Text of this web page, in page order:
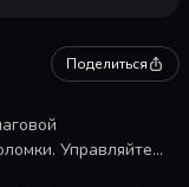
Поделиться
Управляйте
собирать